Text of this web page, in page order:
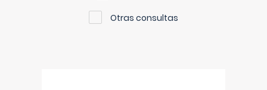
Otras consultas